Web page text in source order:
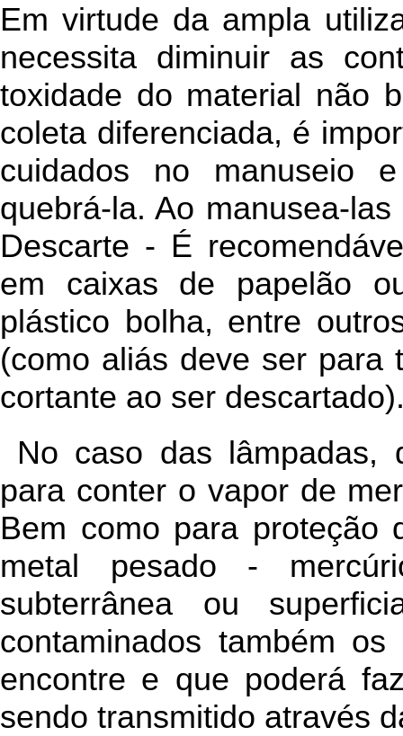
Em virtude da ampla
necessita diminuir as
toxidade do material não
coleta diferenciada, é
cuidados no manuseio
quebrá-la. Ao manusea-
Descarte - É
em caixas de papelão
plástico bolha, entre
(como aliás deve ser para
cortante ao ser
No caso das lâmpadas,
para conter o vapor de
Bem como para proteção
metal pesado -
subterrânea ou
contaminados também
encontre e que poderá
sendo transmitido através